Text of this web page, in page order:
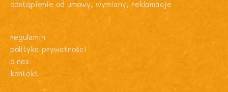
odstąpienie od umowy, wymiany, reklamacje
regulamin
polityka prywatności
o nas
kontakt